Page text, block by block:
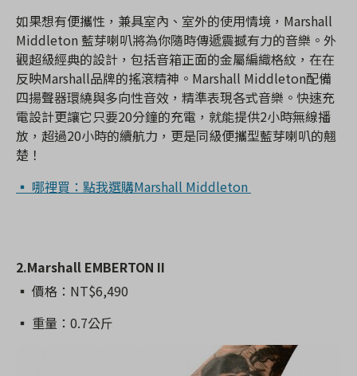
如果想有便攜性，兼具室內、室外的使用情境，Marshall
Middleton 藍芽喇叭將為你隨時傳遞震撼有力的音樂。外
觀超級經典的設計，包括音箱正面的金屬編織格紋，在在
反映Marshall品牌的搖滾精神。Marshall Middleton配備
四揚聲器環繞與多向性音效，精準表現各式音樂。快速充
電設計更讓它只要20分鐘的充電，就能提供2小時無線播
放，超過20小時的續航力，更是同級便攜型藍芽喇叭的翹
楚！
▪️ 哪裡買：點我選購Marshall Middleton
2.Marshall EMBERTON II
▪️ 價格：NT$6,490
▪️ 重量：0.7公斤